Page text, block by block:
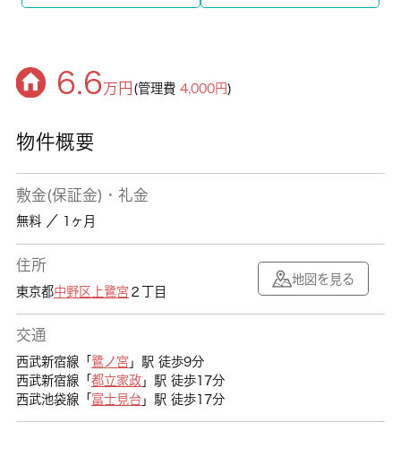
6.6万円 (管理費4,000円)
物件概要
敷金(保証金)・礼金
無料 ／ 1ヶ月
住所
東京都中野区 上鷺宮２丁目
地図を見る
交通
西武新宿線「 鷺ノ宮」駅 徒歩9分
西武新宿線「 都立家政」駅 徒歩17分
西武池袋線「 富士見台」駅 徒歩17分